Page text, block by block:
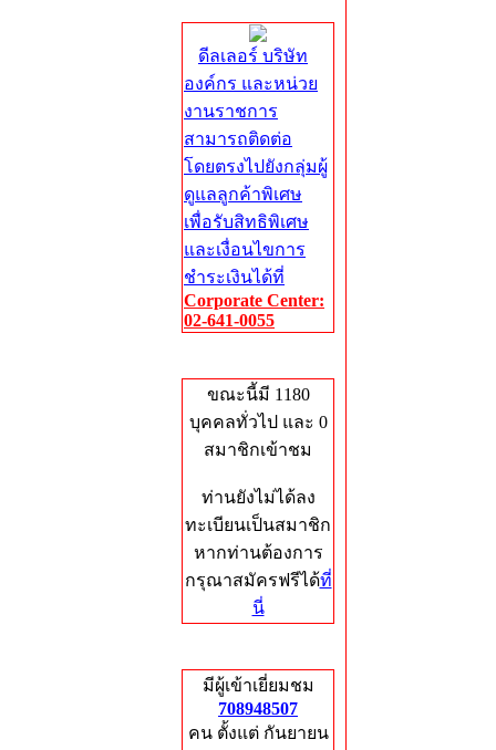
ดีลเลอร์ บริษัท
องค์กร และหน่วย
งานราชการ
สามารถติดต่อ
โดยตรงไปยังกลุ่มผู้
ดูแลลูกค้าพิเศษ
เพื่อรับสิทธิพิเศษ
และเงื่อนไขการ
ชำระเงินได้ที่
Corporate Center:
02-641-0055
ขณะนี้มี 1180
บุคคลทั่วไป และ 0
สมาชิกเข้าชม
ท่านยังไม่ได้ลง
ทะเบียนเป็นสมาชิก
หากท่านต้องการ
กรุณาสมัครฟรีได้ที่
นี่
มีผู้เข้าเยี่ยมชม
708948507
คน ตั้งแต่ กันยายน